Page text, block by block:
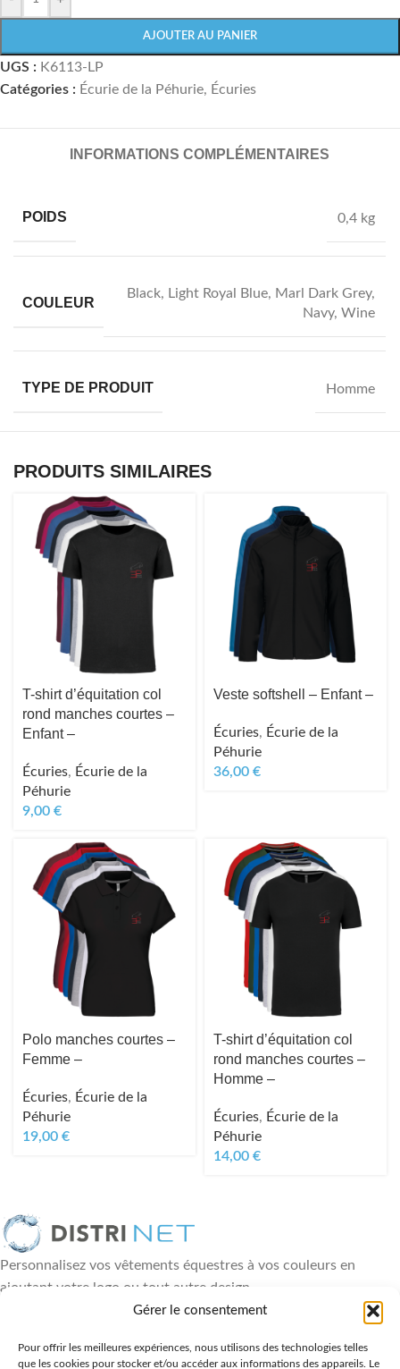
Gérer le consentement
Pour offrir les meilleures expériences, nous utilisons des technologies telles
que les cookies pour stocker et/ou accéder aux informations des appareils. Le
AJOUTER AU PANIER
UGS : K6113-LP
Catégories : Écurie de la Péhurie, Écuries
INFORMATIONS COMPLÉMENTAIRES
POIDS 0,4 kg
COULEUR
Black, Light Royal Blue, Marl Dark Grey,
Navy,Wine
TYPE DE PRODUIT Homme
PRODUITS SIMILAIRES
T-shirt d’équitation col
rond manches courtes –
Enfant –
Écuries, Écurie de la
Péhurie
9,00 €
Veste softshell – Enfant –
Écuries, Écurie de la
Péhurie
36,00 €
Polo manches courtes –
Femme –
Écuries, Écurie de la
Péhurie
19,00 €
T-shirt d’équitation col
rond manches courtes –
Homme –
Écuries, Écurie de la
Péhurie
14,00 €
Personnalisez vos vêtements équestres à vos couleurs en
ajoutant votre logo ou tout autre design
18, rue Paul Héroult - 49460 Montreuil Juigné